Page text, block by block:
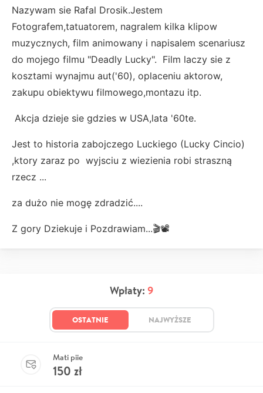
Nazywam sie Rafal Drosik.Jestem
Fotografem,tatuatorem, nagralem kilka klipow
muzycznych, film animowany i napisalem scenariusz
do mojego filmu "Deadly Lucky". Film laczy sie z
kosztami wynajmu aut('60), oplaceniu aktorow,
zakupu obiektywu filmowego,montazu itp.
Akcja dzieje sie gdzies w USA,lata '60te.
Jest to historia zabojczego Luckiego (Lucky Cincio)
,ktory zaraz po wyjsciu z wiezienia robi straszną
rzecz ...
za dużo nie mogę zdradzić....
Z gory Dziekuje i Pozdrawiam...🎬📽
Wpłaty: 9
OSTATNIE NAJWYŻSZE
Mati piie
150 zł